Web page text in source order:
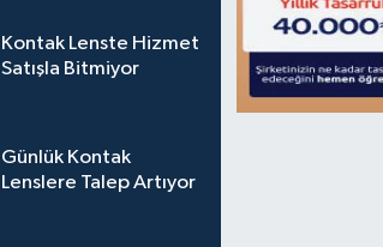
Kontak Lenste Hizmet
Satışla Bitmiyor
Günlük Kontak
Lenslere Talep Artıyor